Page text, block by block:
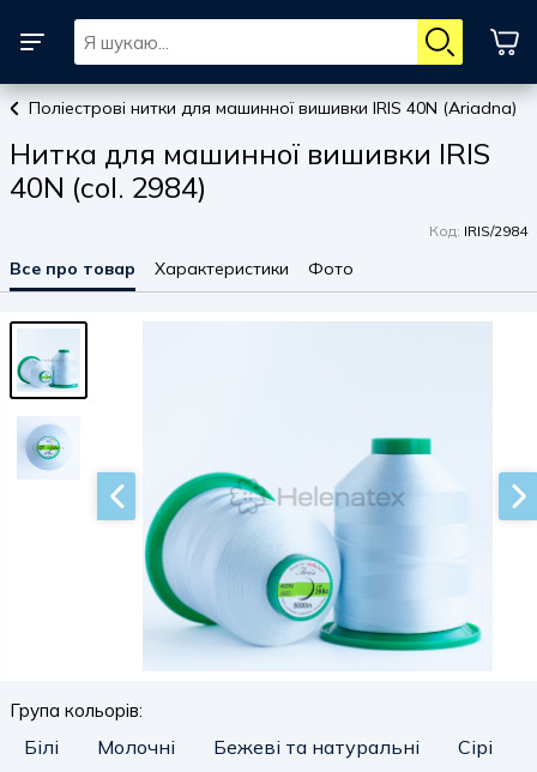
Поліестрові нитки для машинної вишивки IRIS 40N (Ariadna)
Нитка для машинної вишивки IRIS
40N (col. 2984)
Код: IRIS/2984
Все про товар Характеристики Фото
Група кольорів:
Білі Молочні Бежеві та натуральні
Сірі